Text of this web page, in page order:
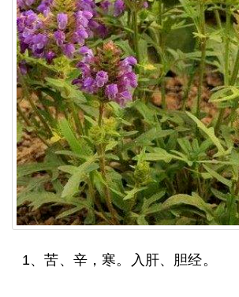
1、苦、辛，寒。入肝、胆经。